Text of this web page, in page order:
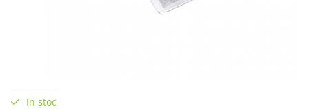
In stoc